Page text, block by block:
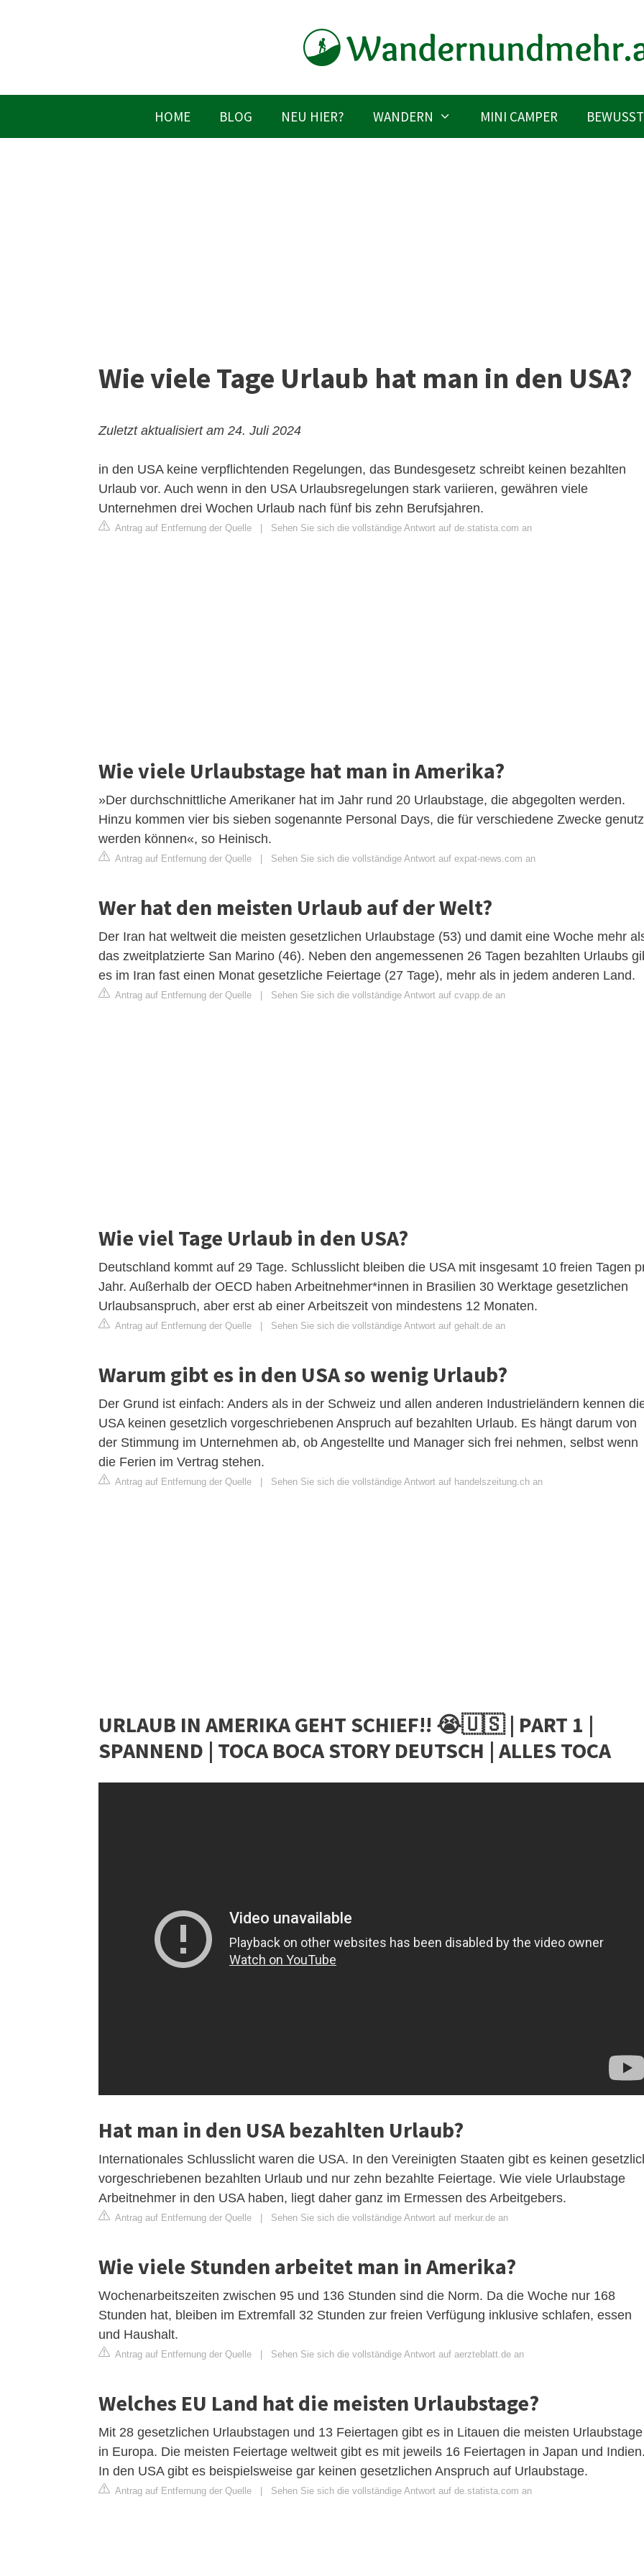
HOME BLOG NEU HIER? WANDERN MINI CAMPER
Wie viele Tage Urlaub hat man in den USA?
Zuletzt aktualisiert am 24. Juli 2024
in den USA keine verpflichtenden Regelungen, das Bundesgesetz schreibt keinen bezahlten
Urlaub vor. Auch wenn in den USA Urlaubsregelungen stark variieren, gewähren viele
Unternehmen drei Wochen Urlaub nach fünf bis zehn Berufsjahren.
Antrag auf Entfernung der Quelle Sehen Sie sich die vollständige Antwort auf de.statista.com an
Wie viele Urlaubstage hat man in Amerika?
»Der durchschnittliche Amerikaner hat im Jahr rund 20 Urlaubstage, die abgegolten werden.
Hinzu kommen vier bis sieben sogenannte Personal Days, die für verschiedene Zwecke
werden können«, so Heinisch.
Antrag auf Entfernung der Quelle Sehen Sie sich die vollständige Antwort auf expat-news.com an
Wer hat den meisten Urlaub auf der Welt?
Der Iran hat weltweit die meisten gesetzlichen Urlaubstage (53) und damit eine Woche mehr
das zweitplatzierte San Marino (46). Neben den angemessenen 26 Tagen bezahlten Urlaubs
es im Iran fast einen Monat gesetzliche Feiertage (27 Tage), mehr als in jedem anderen Land.
Antrag auf Entfernung der Quelle Sehen Sie sich die vollständige Antwort auf cvapp.de an
Wie viel Tage Urlaub in den USA?
Deutschland kommt auf 29 Tage. Schlusslicht bleiben die USA mit insgesamt 10 freien Tagen
Jahr. Außerhalb der OECD haben Arbeitnehmer*innen in Brasilien 30 Werktage gesetzlichen
Urlaubsanspruch, aber erst ab einer Arbeitszeit von mindestens 12 Monaten.
Antrag auf Entfernung der Quelle Sehen Sie sich die vollständige Antwort auf gehalt.de an
Warum gibt es in den USA so wenig Urlaub?
Der Grund ist einfach: Anders als in der Schweiz und allen anderen Industrieländern kennen
USA keinen gesetzlich vorgeschriebenen Anspruch auf bezahlten Urlaub. Es hängt darum von
der Stimmung im Unternehmen ab, ob Angestellte und Manager sich frei nehmen, selbst wenn
die Ferien im Vertrag stehen.
Antrag auf Entfernung der Quelle Sehen Sie sich die vollständige Antwort auf handelszeitung.ch an
URLAUB IN AMERIKA GEHT SCHIEF!! 😭🇺🇸 | PART 1 |
SPANNEND | TOCA BOCA STORY DEUTSCH | ALLES TOCA
Hat man in den USA bezahlten Urlaub?
Internationales Schlusslicht waren die USA. In den Vereinigten Staaten gibt es keinen
vorgeschriebenen bezahlten Urlaub und nur zehn bezahlte Feiertage. Wie viele Urlaubstage
Arbeitnehmer in den USA haben, liegt daher ganz im Ermessen des Arbeitgebers.
Antrag auf Entfernung der Quelle | Sehen Sie sich die vollständige Antwort auf merkur.de an
Wie viele Stunden arbeitet man in Amerika?
Wochenarbeitszeiten zwischen 95 und 136 Stunden sind die Norm. Da die Woche nur 168
Stunden hat, bleiben im Extremfall 32 Stunden zur freien Verfügung inklusive schlafen, essen
und Haushalt.
Antrag auf Entfernung der Quelle | Sehen Sie sich die vollständige Antwort auf aerzteblatt.de an
Welches EU Land hat die meisten Urlaubstage?
Mit 28 gesetzlichen Urlaubstagen und 13 Feiertagen gibt es in Litauen die meisten Urlaubstage
in Europa. Die meisten Feiertage weltweit gibt es mit jeweils 16 Feiertagen in Japan und
In den USA gibt es beispielsweise gar keinen gesetzlichen Anspruch auf Urlaubstage.
Antrag auf Entfernung der Quelle | Sehen Sie sich die vollständige Antwort auf de.statista.com an